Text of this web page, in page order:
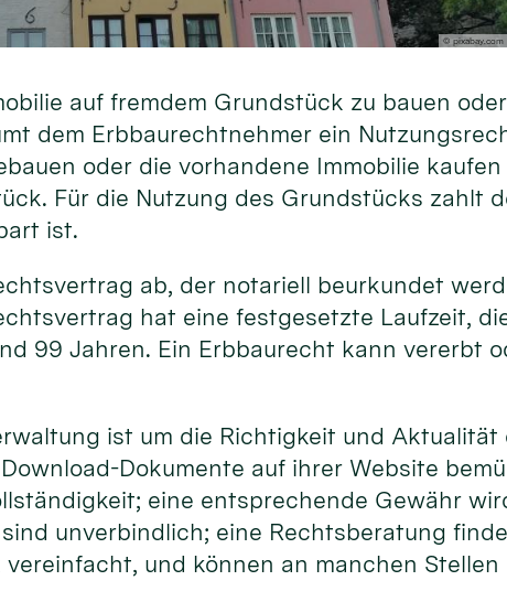
© pixabay.com
auf fremdem Grundstück zu bauen
dem Erbbaurechtnehmer ein
oder die vorhandene Immobilie
Für die Nutzung des Grundstücks zahlt
ist.
ab, der notariell beurkundet
hat eine festgesetzte Laufzeit,
99 Jahren. Ein Erbbaurecht kann vererbt
ist um die Richtigkeit und
Dokumente auf ihrer Website
eine entsprechende Gewähr
unverbindlich; eine Rechtsberatung
und können an manchen